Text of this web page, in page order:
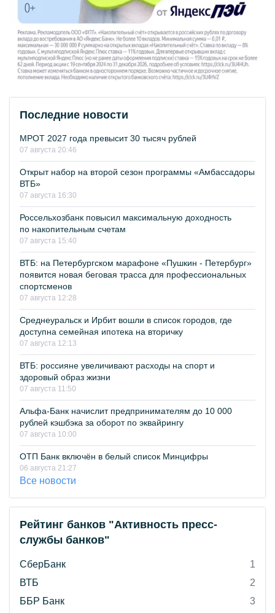
Последние новости
МРОТ 2027 года превысит 30 тысяч рублей
07 августа 20:46
Открыт набор на второй сезон программы «Амбассадоры
ВТБ»
07 августа 16:30
Россельхозбанк повысил максимальную доходность
по накопительным счетам
07 августа 15:40
ВТБ: на Петербургском марафоне «Пушкин - Петербург»
появится новая беговая трасса для профессиональных
спортсменов
07 августа 12:28
Среднеуральск и Ирбит вошли в список городов, где
доступна семейная ипотека на вторичку
07 августа 12:13
ВТБ: россияне увеличивают расходы на спорт и
здоровый образ жизни
07 августа 11:50
Альфа-Банк начислит предпринимателям до 10 000
рублей кэшбэка за оборот по эквайрингу
07 августа 10:00
ОТП Банк включён в белый список Минцифры
06 августа 21:27
Все новости
Рейтинг банков "Активность пресс-
службы банков"
СберБанк
1
ВТБ
2
ББР Банк
3